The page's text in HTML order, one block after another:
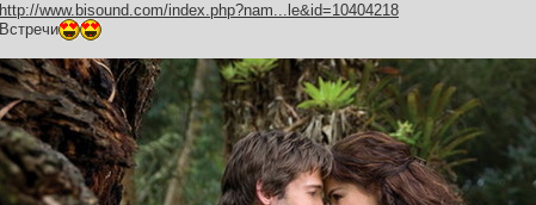
http://www.bisound.com/index.php?nam...le&id=10404218
Встречи